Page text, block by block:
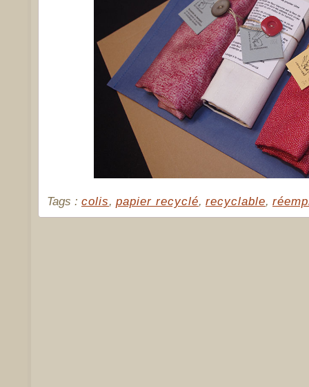
Tags : colis, papier recyclé, recyclable,